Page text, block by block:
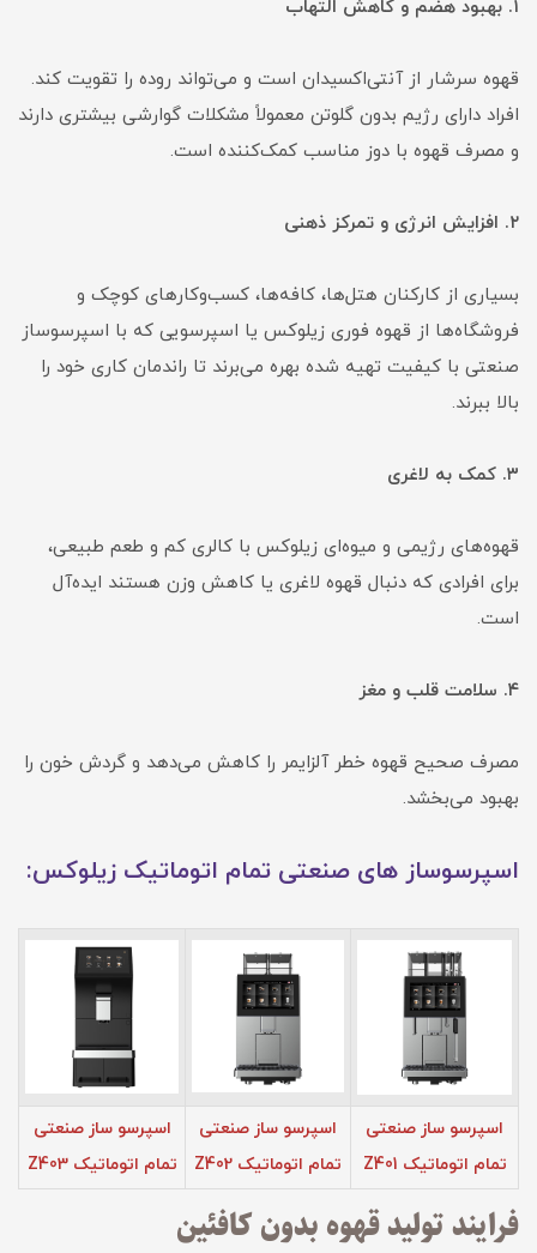
۱. بهبود هضم و کاهش التهاب
قهوه سرشار از آنتی‌اکسیدان است و می‌تواند روده را تقویت کند.
افراد دارای رژیم بدون گلوتن معمولاً مشکلات گوارشی بیشتری دارند
و مصرف قهوه با دوز مناسب کمک‌کننده است.
۲. افزایش انرژی و تمرکز ذهنی
بسیاری از کارکنان هتل‌ها، کافه‌ها، کسب‌وکارهای کوچک و
فروشگاه‌ها از قهوه فوری زیلوکس یا اسپرسویی که با اسپرسوساز
صنعتی با کیفیت تهیه شده بهره می‌برند تا راندمان کاری خود را
بالا ببرند.
۳. کمک به لاغری
قهوه‌های رژیمی و میوه‌ای زیلوکس با کالری کم و طعم طبیعی،
برای افرادی که دنبال قهوه لاغری یا کاهش وزن هستند ایده‌آل
است.
۴. سلامت قلب و مغز
مصرف صحیح قهوه خطر آلزایمر را کاهش می‌دهد و گردش خون را
بهبود می‌بخشد.
اسپرسوساز های صنعتی تمام اتوماتیک زیلوکس:
اسپرسو ساز صنعتی
تمام اتوماتیک Z401
اسپرسو ساز صنعتی
تمام اتوماتیک Z402
اسپرسو ساز صنعتی
تمام اتوماتیک Z403
فرایند تولید قهوه بدون کافئین